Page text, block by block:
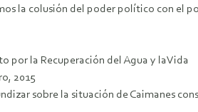
la colusión del poder político con el
por la Recuperación del Agua y laVida
2015
sobre la situación de Caimanes